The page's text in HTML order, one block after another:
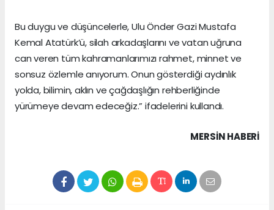
Bu duygu ve düşüncelerle, Ulu Önder Gazi Mustafa
Kemal Atatürk’ü, silah arkadaşlarını ve vatan uğruna
can veren tüm kahramanlarımızı rahmet, minnet ve
sonsuz özlemle anıyorum. Onun gösterdiği aydınlık
yolda, bilimin, aklın ve çağdaşlığın rehberliğinde
yürümeye devam edeceğiz.” ifadelerini kullandı.
MERSIN HABERİ